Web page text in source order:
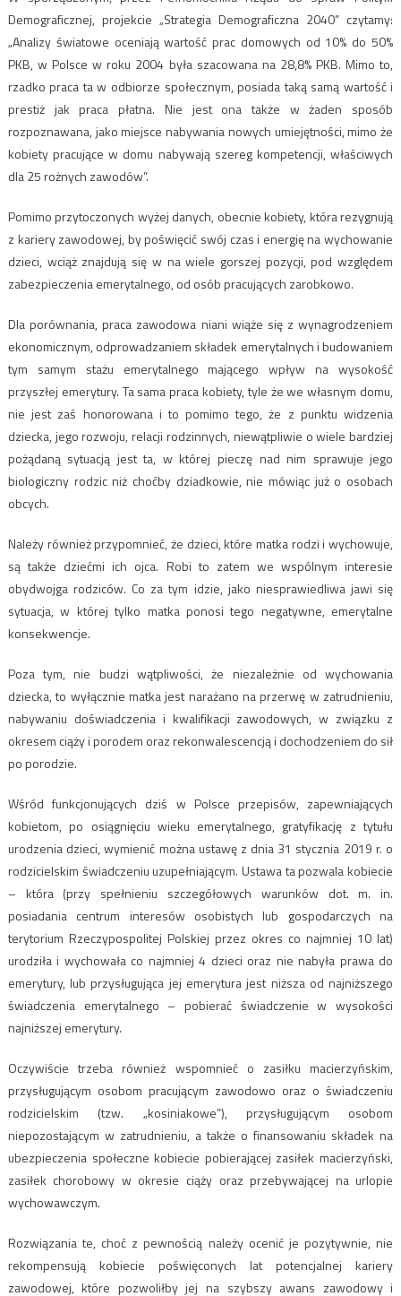
Demograficznej, projekcie „Strategia Demograficzna 2040” czytamy:
„Analizy światowe oceniają wartość prac domowych od 10% do 50%
PKB, w Polsce w roku 2004 była szacowana na 28,8% PKB. Mimo to,
rzadko praca ta w odbiorze społecznym, posiada taką samą wartość i
prestiż jak praca płatna. Nie jest ona także w żaden sposób
rozpoznawana, jako miejsce nabywania nowych umiejętności, mimo że
kobiety pracujące w domu nabywają szereg kompetencji, właściwych
dla 25 rożnych zawodów”.
Pomimo przytoczonych wyżej danych, obecnie kobiety, która rezygnują
z kariery zawodowej, by poświęcić swój czas i energię na wychowanie
dzieci, wciąż znajdują się w na wiele gorszej pozycji, pod względem
zabezpieczenia emerytalnego, od osób pracujących zarobkowo.
Dla porównania, praca zawodowa niani wiąże się z wynagrodzeniem
ekonomicznym, odprowadzaniem składek emerytalnych i budowaniem
tym samym stażu emerytalnego mającego wpływ na wysokość
przyszłej emerytury. Ta sama praca kobiety, tyle że we własnym domu,
nie jest zaś honorowana i to pomimo tego, że z punktu widzenia
dziecka, jego rozwoju, relacji rodzinnych, niewątpliwie o wiele bardziej
pożądaną sytuacją jest ta, w której pieczę nad nim sprawuje jego
biologiczny rodzic niż choćby dziadkowie, nie mówiąc już o osobach
obcych.
Należy również przypomnieć, że dzieci, które matka rodzi i wychowuje,
są także dziećmi ich ojca. Robi to zatem we wspólnym interesie
obydwojga rodziców. Co za tym idzie, jako niesprawiedliwa jawi się
sytuacja, w której tylko matka ponosi tego negatywne, emerytalne
konsekwencje.
Poza tym, nie budzi wątpliwości, że niezależnie od wychowania
dziecka, to wyłącznie matka jest narażano na przerwę w zatrudnieniu,
nabywaniu doświadczenia i kwalifikacji zawodowych, w związku z
okresem ciąży i porodem oraz rekonwalescencją i dochodzeniem do sił
po porodzie.
Wśród funkcjonujących dziś w Polsce przepisów, zapewniających
kobietom, po osiągnięciu wieku emerytalnego, gratyfikację z tytułu
urodzenia dzieci, wymienić można ustawę z dnia 31 stycznia 2019 r. o
rodzicielskim świadczeniu uzupełniającym. Ustawa ta pozwala kobiecie
– która (przy spełnieniu szczegółowych warunków dot. m. in.
posiadania centrum interesów osobistych lub gospodarczych na
terytorium Rzeczypospolitej Polskiej przez okres co najmniej 10 lat)
urodziła i wychowała co najmniej 4 dzieci oraz nie nabyła prawa do
emerytury, lub przysługująca jej emerytura jest niższa od najniższego
świadczenia emerytalnego – pobierać świadczenie w wysokości
najniższej emerytury.
Oczywiście trzeba również wspomnieć o zasiłku macierzyńskim,
przysługującym osobom pracującym zawodowo oraz o świadczeniu
rodzicielskim (tzw. „kosiniakowe”), przysługującym osobom
niepozostającym w zatrudnieniu, a także o finansowaniu składek na
ubezpieczenia społeczne kobiecie pobierającej zasiłek macierzyński,
zasiłek chorobowy w okresie ciąży oraz przebywającej na urlopie
wychowawczym.
Rozwiązania te, choć z pewnością należy ocenić je pozytywnie, nie
rekompensują kobiecie poświęconych lat potencjalnej kariery
zawodowej, które pozwoliłby jej na szybszy awans zawodowy i